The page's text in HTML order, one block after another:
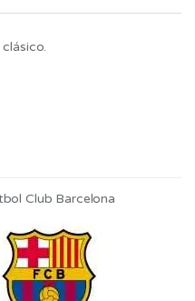
Club Barcelona